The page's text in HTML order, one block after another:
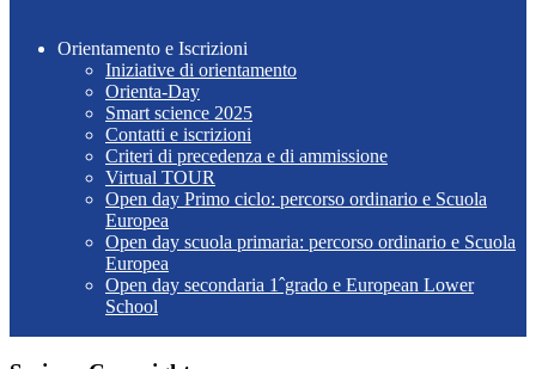
Orientamento e Iscrizioni
Iniziative di orientamento
Orienta-Day
Smart science 2025
Contatti e iscrizioni
Criteri di precedenza e di ammissione
Virtual TOUR
Open day Primo ciclo: percorso ordinario e Scuola
Europea
Open day scuola primaria: percorso ordinario e Scuola
Europea
Open day secondaria 1ˆgrado e European Lower
School